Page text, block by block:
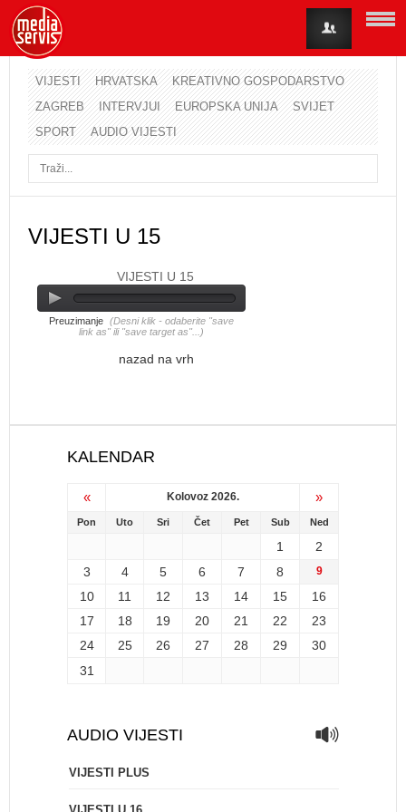
VIJESTI HRVATSKA
KREATIVNO GOSPODARSTVO
ZAGREB
INTERVJUI EUROPSKA UNIJA
SVIJET
SPORT
AUDIO VIJESTI
VIJESTI U 15
VIJESTI U 15
Preuzimanje (Desni klik - odaberite "save
link as" ili "save target as"...)
nazad na vrh
KALENDAR
« Kolovoz 2026. »
Pon Uto Sri Čet Pet Sub Ned
1
2
3
4 5 6 7 8 9
10 11 12 13 14 15
16
17
18 19 20 21 22
23
24
25 26 27 28 29
30
31
AUDIO VIJESTI
VIJESTI PLUS
Korisničko ime
Lozinka
Zaboravili ste lozinku?